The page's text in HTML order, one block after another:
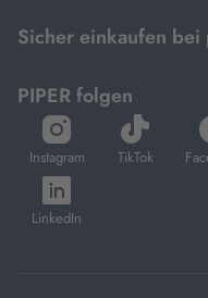
Sicher einkaufen
PIPER folgen
Instagram
öffnet
in
neuem
Tab
TikTok
öffnet
in
LinkedIn
öffnet
in